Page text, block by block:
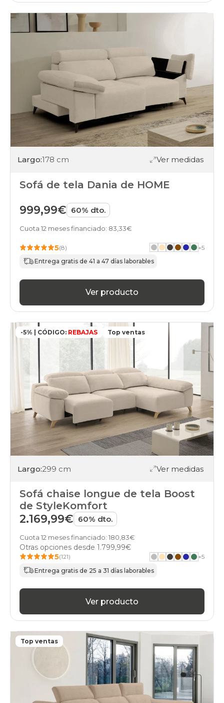
Largo:178 cm Ver medidas
Sofá de tela Dania de HOME
999,99€ 60% dto.
Cuota 12 meses financiado: 83,33€
5(8) +5
Entrega gratis de 41 a 47 días laborables
Ver producto
-5% | CÓDIGO: REBAJAS Top ventas
Largo:299 cm Ver medidas
Sofá chaise longue de tela Boost
de StyleKomfort
2.169,99€ 60% dto.
Cuota 12 meses financiado: 180,83€
Otras opciones desde 1.799,99€
5(121) +5
Entrega gratis de 25 a 31 días laborables
Ver producto
Top ventas